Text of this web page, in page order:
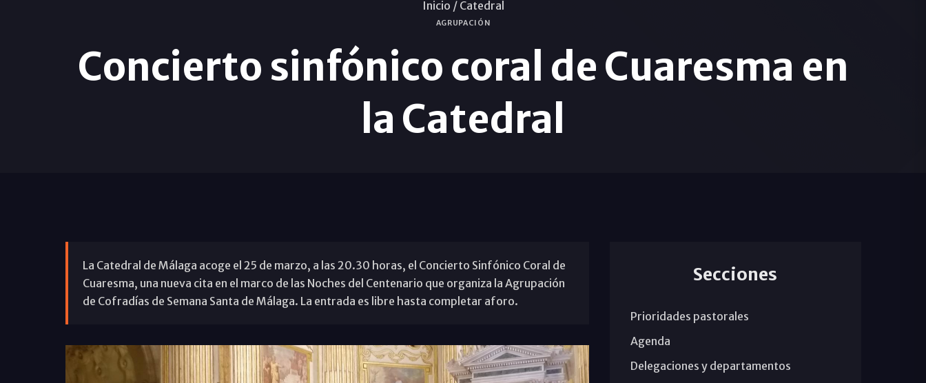
Inicio / Catedral
AGRUPACIÓN
Concierto sinfónico coral de Cuaresma en
la Catedral
La Catedral de Málaga acoge el 25 de marzo, a las 20.30 horas, el Concierto Sinfónico Coral de
Cuaresma, una nueva cita en el marco de las Noches del Centenario que organiza la Agrupación
de Cofradías de Semana Santa de Málaga. La entrada es libre hasta completar aforo.
Secciones
Prioridades pastorales
Agenda
Delegaciones y departamentos